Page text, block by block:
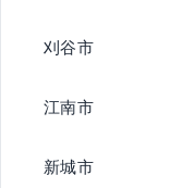
刈谷市
江南市
新城市